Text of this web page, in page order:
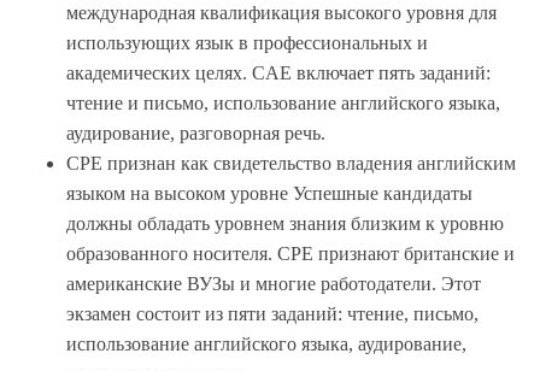
международная квалификация высокого уровня для
использующих язык в профессиональных и
академических целях. CAE включает пять заданий:
чтение и письмо, использование английского языка,
аудирование, разговорная речь.
CPE признан как свидетельство владения английским
языком на высоком уровне Успешные кандидаты
должны обладать уровнем знания близким к уровню
образованного носителя. CPE признают британские и
американские ВУЗы и многие работодатели. Этот
экзамен состоит из пяти заданий: чтение, письмо,
использование английского языка, аудирование,